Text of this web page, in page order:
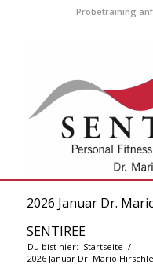
Probetraining
2026 Januar Dr.
SENTIREE
Du bist hier: Startseite /
2026 Januar Dr. Mario